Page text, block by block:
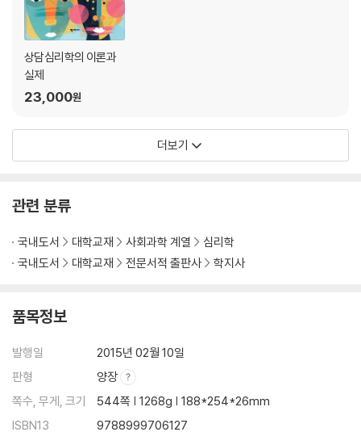
1. 주요 개념
2. 심리적 문제의 발생
4. 상담 사례
2. 심리적 문제의 형성
4. 상담 사례
제12장 상담 과정
2. 초기 단계
3. 중기 단계
4. 종결 단계
상담심리학의 이론과
실제
23,000원
더보기
관련 분류
국내도서 대학교재 사회과학 계열
심리학
국내도서
대학교재 전문서적 출판사 학지사
품목정보
발행일
2015년 02월 10일
판형
양장
쪽수, 무게, 크기
544쪽 | 1268g | 188*254*26mm
ISBN13
9788999706127